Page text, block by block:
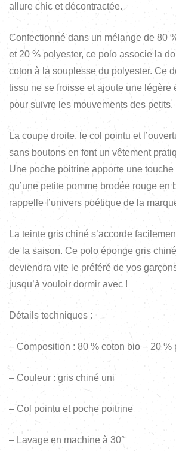
allure chic et décontractée.
Confectionné dans un mélange de 80
et 20 % polyester, ce polo associe la
coton à la souplesse du polyester. Ce
tissu ne se froisse et ajoute une légère
pour suivre les mouvements des petits.
La coupe droite, le col pointu et
sans boutons en font un vêtement
Une poche poitrine apporte une
qu’une petite pomme brodée rouge en
rappelle l’univers poétique de la
La teinte gris chiné s’accorde
de la saison. Ce polo éponge gris
deviendra vite le préféré de vos
jusqu’à vouloir dormir avec !
Détails techniques :
– Composition : 80 % coton bio – 20 %
– Couleur : gris chiné uni
– Col pointu et poche poitrine
– Lavage en machine à 30°